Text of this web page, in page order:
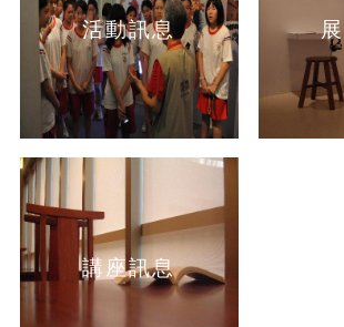
活動訊息
講座訊息